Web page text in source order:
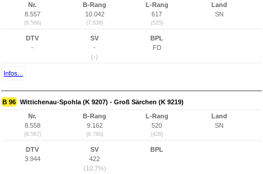
Nr.
8.557
(8.566)
B-Rang
10.042
(7.638)
L-Rang
617
(525)
Land
SN
DTV
-
SV
-
(-)
BPL
FD
Infos...
B 96 Wittichenau-Spohla (K 9207) - Groß Särchen (K 9219)
Nr.
8.558
(8.567)
B-Rang
9.162
(6.760)
L-Rang
520
(428)
Land
SN
DTV
3.944
SV
422
(10,7%)
BPL